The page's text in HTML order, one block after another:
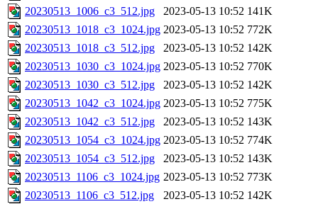
20230513_1006_c3_512.jpg
2023-05-13 10:52 141K
20230513_1018_c3_1024.jpg 2023-05-13 10:52 772K
20230513_1018_c3_512.jpg
2023-05-13 10:52 142K
20230513_1030_c3_1024.jpg 2023-05-13 10:52 770K
20230513_1030_c3_512.jpg
2023-05-13 10:52 142K
20230513_1042_c3_1024.jpg 2023-05-13 10:52 775K
20230513_1042_c3_512.jpg
2023-05-13 10:52 143K
20230513_1054_c3_1024.jpg 2023-05-13 10:52 774K
20230513_1054_c3_512.jpg
2023-05-13 10:52 143K
20230513_1106_c3_1024.jpg 2023-05-13 10:52 773K
20230513_1106_c3_512.jpg
2023-05-13 10:52 142K